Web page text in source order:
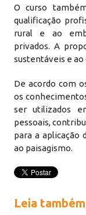
O curso
qualificação
rural e ao
privados. A
sustentáveis e
De acordo com
os
ser utilizados
pessoais,
para a aplicação
ao paisagismo.
Leia também